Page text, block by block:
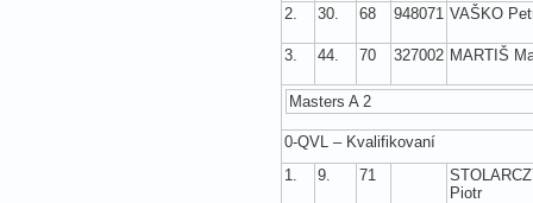
2. 30. 68 948071 VAŠKO
3. 44. 70 327002 MARTIŠ
Masters A 2
0-QVL – Kvalifikovaní
1.
9. 71
Piotr